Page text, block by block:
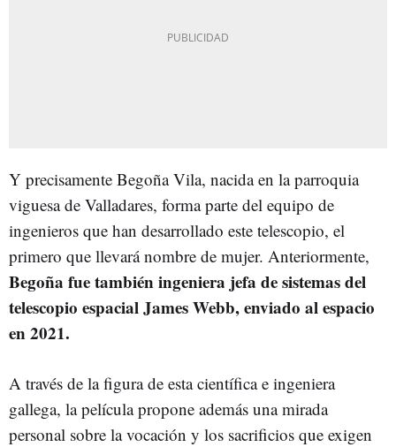
Y precisamente Begoña Vila, nacida en la parroquia
viguesa de Valladares, forma parte del equipo de
ingenieros que han desarrollado este telescopio, el
primero que llevará nombre de mujer. Anteriormente,
Begoña fue también ingeniera jefa de sistemas del
telescopio espacial James Webb, enviado al espacio
en 2021.
A través de la figura de esta científica e ingeniera
gallega, la película propone además una mirada
personal sobre la vocación y los sacrificios que exigen